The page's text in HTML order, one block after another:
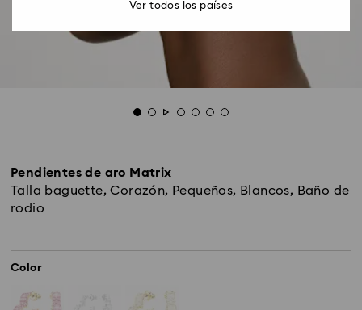
Pendientes de aro Matrix
Talla baguette, Corazón, Pequeños, Blancos, Baño de
rodio
Color
Ver todos los países